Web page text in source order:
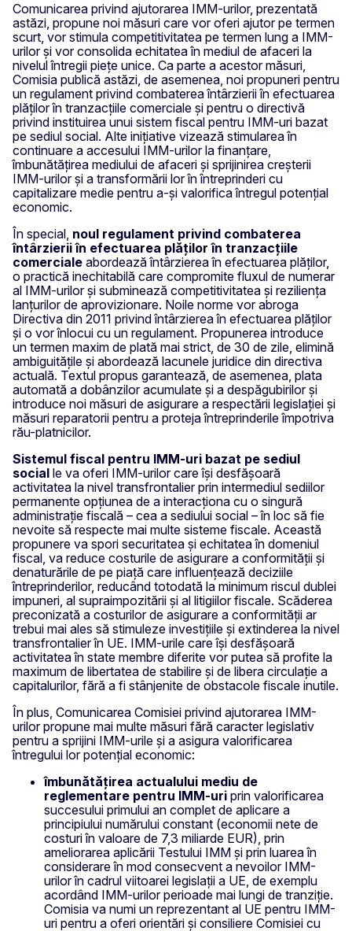
Comunicarea privind ajutorarea IMM-urilor, prezentată
astăzi, propune noi măsuri care vor oferi ajutor pe termen
scurt, vor stimula competitivitatea pe termen lung a IMM-
urilor și vor consolida echitatea în mediul de afaceri la
nivelul întregii piețe unice. Ca parte a acestor măsuri,
Comisia publică astăzi, de asemenea, noi propuneri pentru
un regulament privind combaterea întârzierii în efectuarea
plăților în tranzacțiile comerciale și pentru o directivă
privind instituirea unui sistem fiscal pentru IMM-uri bazat
pe sediul social. Alte inițiative vizează stimularea în
continuare a accesului IMM-urilor la finanțare,
îmbunătățirea mediului de afaceri și sprijinirea creșterii
IMM-urilor și a transformării lor în întreprinderi cu
capitalizare medie pentru a-și valorifica întregul potențial
economic.
În special, noul regulament privind combaterea
întârzierii în efectuarea plăților în tranzacțiile
comerciale abordează întârzierea în efectuarea plăților,
o practică inechitabilă care compromite fluxul de numerar
al IMM-urilor și subminează competitivitatea și reziliența
lanțurilor de aprovizionare. Noile norme vor abroga
Directiva din 2011 privind întârzierea în efectuarea plăților
și o vor înlocui cu un regulament. Propunerea introduce
un termen maxim de plată mai strict, de 30 de zile, elimină
ambiguitățile și abordează lacunele juridice din directiva
actuală. Textul propus garantează, de asemenea, plata
automată a dobânzilor acumulate și a despăgubirilor și
introduce noi măsuri de asigurare a respectării legislației și
măsuri reparatorii pentru a proteja întreprinderile împotriva
rău-platnicilor.
Sistemul fiscal pentru IMM-uri bazat pe sediul
social le va oferi IMM-urilor care își desfășoară
activitatea la nivel transfrontalier prin intermediul sediilor
permanente opțiunea de a interacționa cu o singură
administrație fiscală – cea a sediului social – în loc să fie
nevoite să respecte mai multe sisteme fiscale. Această
propunere va spori securitatea și echitatea în domeniul
fiscal, va reduce costurile de asigurare a conformității și
denaturările de pe piață care influențează deciziile
întreprinderilor, reducând totodată la minimum riscul dublei
impuneri, al supraimpozitării și al litigiilor fiscale. Scăderea
preconizată a costurilor de asigurare a conformității ar
trebui mai ales să stimuleze investițiile și extinderea la nivel
transfrontalier în UE. IMM-urile care își desfășoară
activitatea în state membre diferite vor putea să profite la
maximum de libertatea de stabilire și de libera circulație a
capitalurilor, fără a fi stânjenite de obstacole fiscale inutile.
În plus, Comunicarea Comisiei privind ajutorarea IMM-
urilor propune mai multe măsuri fără caracter legislativ
pentru a sprijini IMM-urile și a asigura valorificarea
întregului lor potențial economic:
îmbunătățirea actualului mediu de
reglementare pentru IMM-uri prin valorificarea
succesului primului an complet de aplicare a
principiului numărului constant (economii nete de
costuri în valoare de 7,3 miliarde EUR), prin
ameliorarea aplicării Testului IMM și prin luarea în
considerare în mod consecvent a nevoilor IMM-
urilor în cadrul viitoarei legislații a UE, de exemplu
acordând IMM-urilor perioade mai lungi de tranziție.
Comisia va numi un reprezentant al UE pentru IMM-
uri pentru a oferi orientări și consiliere Comisiei cu